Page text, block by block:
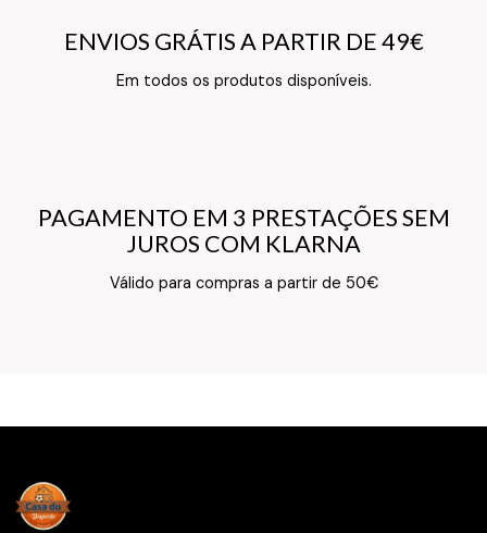
ENVIOS GRÁTIS A PARTIR DE 49€
Em todos os produtos disponíveis.
ENVIOS GRÁTIS A PARTIR DE 49€
Texto do Verso do Cartão de Informação
PAGAMENTO EM 3 PRESTAÇÕES SEM
JUROS COM KLARNA
Válido para compras a partir de 50€
PAGAMENTO EM 3 PRESTAÇÕES SEM
JUROS COM KLARNA
Texto do Verso do Cartão de Informação